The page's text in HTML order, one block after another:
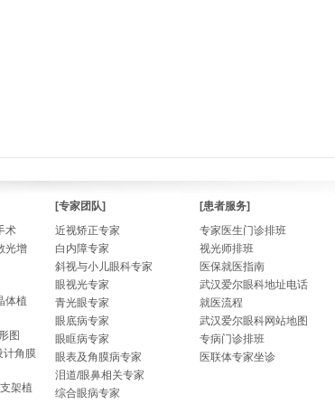
术
光增
体植
图
计角膜
架植
[专家团队]
近视矫正专家
白内障专家
斜视与小儿眼科专家
眼视光专家
青光眼专家
眼底病专家
眼眶病专家
眼表及角膜病专家
泪道/眼鼻相关专家
综合眼病专家
[患者服务]
专家医生门诊排班
视光师排班
医保就医指南
武汉爱尔眼科地址电话
就医流程
武汉爱尔眼科网站地图
专病门诊排班
医联体专家坐诊